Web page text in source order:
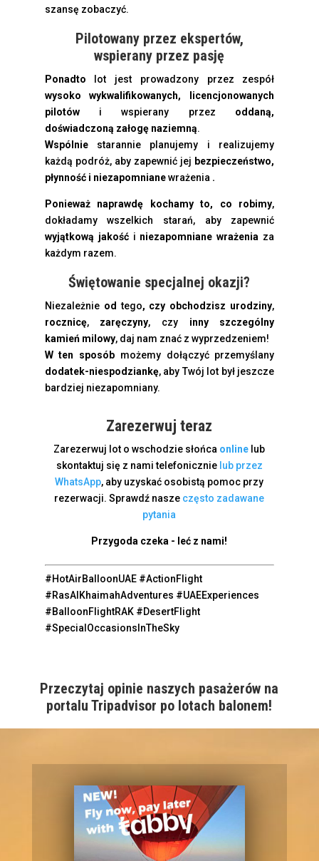
szansę zobaczyć.
Pilotowany przez ekspertów,
wspierany przez pasję
Ponadto lot jest prowadzony przez zespół
wysoko wykwalifikowanych, licencjonowanych
pilotówi wspierany przez oddaną,
doświadczoną załogę naziemną.
Wspólniestarannie planujemy i realizujemy
każdą podróż, aby zapewnić jej bezpieczeństwo,
płynność i niezapomnianewrażenia .
Ponieważ naprawdę kochamy to, co robimy,
dokładamy wszelkich starań, aby zapewnić
wyjątkową jakośći niezapomniane wrażenia za
każdym razem.
Świętowanie specjalnej okazji?
Niezależnie od tego, czy obchodzisz urodziny,
rocznicę, zaręczyny, czy inny szczególny
kamień milowy, daj nam znać z wyprzedzeniem!
W ten sposób możemy dołączyć przemyślany
dodatek-niespodziankę, aby Twój lot był jeszcze
bardziej niezapomniany.
Zarezerwuj teraz
Zarezerwuj lot o wschodzie słońca online lub
skontaktuj się z nami telefonicznie lub przez
WhatsApp, aby uzyskać osobistą pomoc przy
rezerwacji. Sprawdź nasze często zadawane
pytania
Przygoda czeka - leć z nami!
#HotAirBalloonUAE #ActionFlight
#RasAlKhaimahAdventures #UAEExperiences
#BalloonFlightRAK #DesertFlight
#SpecialOccasionsInTheSky
Przeczytaj opinie naszych pasażerów na
portalu Tripadvisor po lotach balonem!